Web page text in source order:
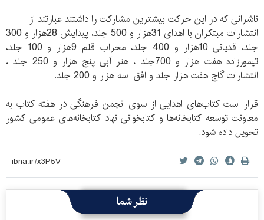
ناشرانی که در این حرکت بیشترین مشارکت را داشتند عبارتند از
انتشارات مبتکران با اهدای 31هزار و 500 جلد، پیدایش 28هزار و 300
جلد، قدیانی 10هزار و 400 جلد، محراب قلم 9هزار و 100 جلد،
تیمورزاده هفت هزار و 700جلد ، هنر آبی پنج هزار و 250 جلد ،
انتشارات گاج هفت هزار جلد و افق سه هزار و 200 جلد.
قرار است کتاب‌های اهدایی از سوی انجمن فرهنگی در هفته کتاب به
معاونت توسعه کتابخانه‌ها و کتابخوانی نهاد کتابخانه‌های عمومی کشور
تحویل داده شود.
نظر شما